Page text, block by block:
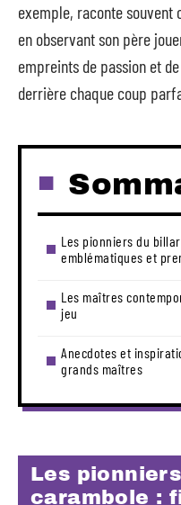
exemple, raconte
en observant son père
empreints de passion et
derrière chaque coup
Les pionniers du
emblématiques et
Les maîtres
jeu
Anecdotes et
grands maîtres
Les
carambole :